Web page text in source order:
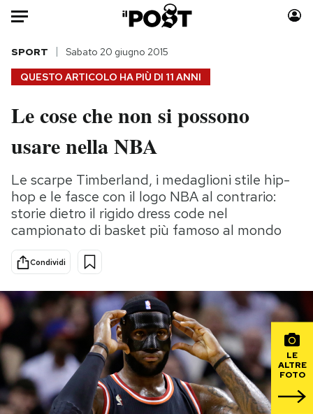
Auto
HOME
Italia
Politica
Tecnologia
Internet
Scienza
Cultura
Economia
Moda
Storie/Idee
Ok Boomer!
Media
Europa
PODCAST
NEWSLETTER
QUESTO ARTICOLO HA PIÙ DI 11 ANNI
SPORT Sabato 20 giugno 2015
Le cose che non si possono
usare nella NBA
Le scarpe Timberland, i medaglioni stile hip-
hop e le fasce con il logo NBA al contrario:
storie dietro il rigido dress code nel
campionato di basket più famoso al mondo
Condividi
LE
ALTRE
FOTO